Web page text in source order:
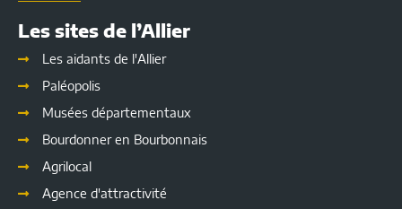
Les sites de l’Allier
Les aidants de l'Allier
Paléopolis
Musées départementaux
Bourdonner en Bourbonnais
Agrilocal
Agence d'attractivité